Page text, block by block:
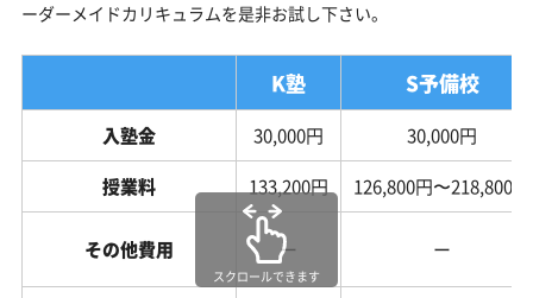
ーダーメイドカリキュラムを是非お試し下さい。
K塾 S予備校
入塾金 30,000円
30,000円
授業料
133,200円 126,800円〜218,800円
その他費用 ー ー
スクロールできます